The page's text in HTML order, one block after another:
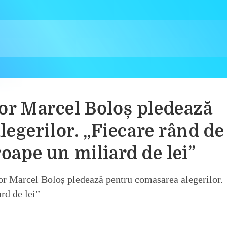
Marcel Boloș pledează
„Fiecare rând de
un miliard de lei”